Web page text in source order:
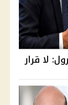
لا قرار